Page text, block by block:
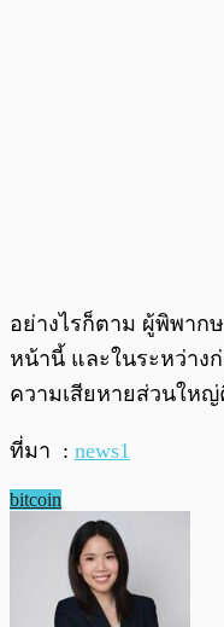
อย่างไรก็ตาม ผู้พิพาก
หน้านี้ และในระหว่าง
ความเสียหายส่วนให
ที่มา : news1
bitcoin